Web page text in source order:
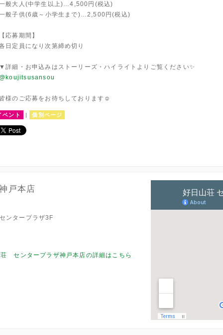
般大人(中学生以上)…4,500円(税込)
般子供(6歳～小学生まで)…2,500円(税込)
応募期間】
日定員になり次第締め切り
詳細・お申込みはストーリーズ・ハイライトよりご覧ください✨
様のご応募をお待ちしております☺️
ベント | 個別ページ
戸本店
ンタープラザ3F
センタープラザ神戸本店の詳細はこちら